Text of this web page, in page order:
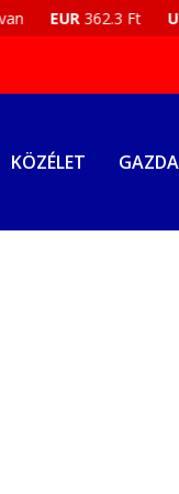
EUR 362.3 Ft USD
KÖZÉLET